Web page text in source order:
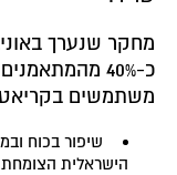
כ-40%
משתמשים
שיפור בכוח
הישראלית הצומחת